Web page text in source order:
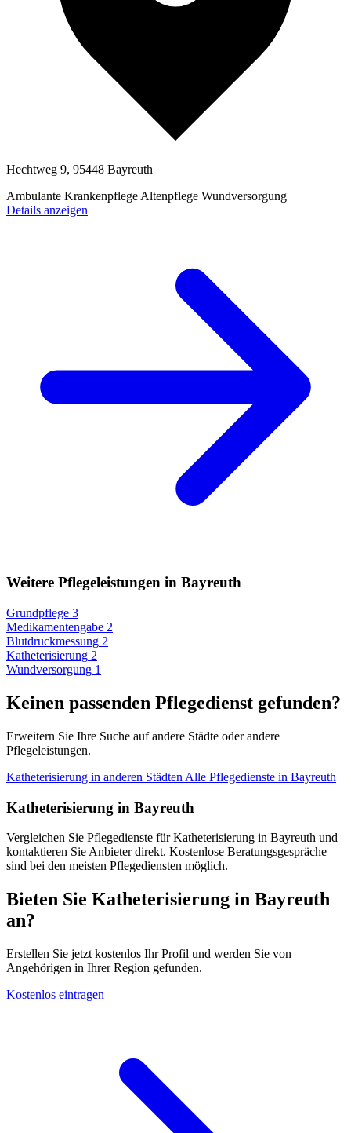
Hechtweg 9, 95448 Bayreuth
Ambulante Krankenpflege Altenpflege Wundversorgung
Details anzeigen
Weitere Pflegeleistungen in Bayreuth
Grundpflege 3
Medikamentengabe 2
Blutdruckmessung 2
Katheterisierung 2
Wundversorgung 1
Keinen passenden Pflegedienst gefunden?
Erweitern Sie Ihre Suche auf andere Städte oder andere
Pflegeleistungen.
Katheterisierung in anderen Städten Alle Pflegedienste in Bayreuth
Katheterisierung in Bayreuth
Vergleichen Sie Pflegedienste für Katheterisierung in Bayreuth und
kontaktieren Sie Anbieter direkt. Kostenlose Beratungsgespräche
sind bei den meisten Pflegediensten möglich.
Bieten Sie Katheterisierung in Bayreuth
an?
Erstellen Sie jetzt kostenlos Ihr Profil und werden Sie von
Angehörigen in Ihrer Region gefunden.
Kostenlos eintragen